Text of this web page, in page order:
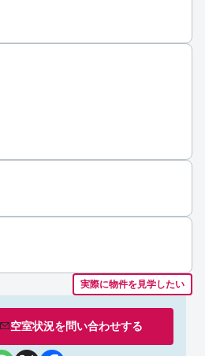
実際に物件を見学したい
空室状況を問い合わせする